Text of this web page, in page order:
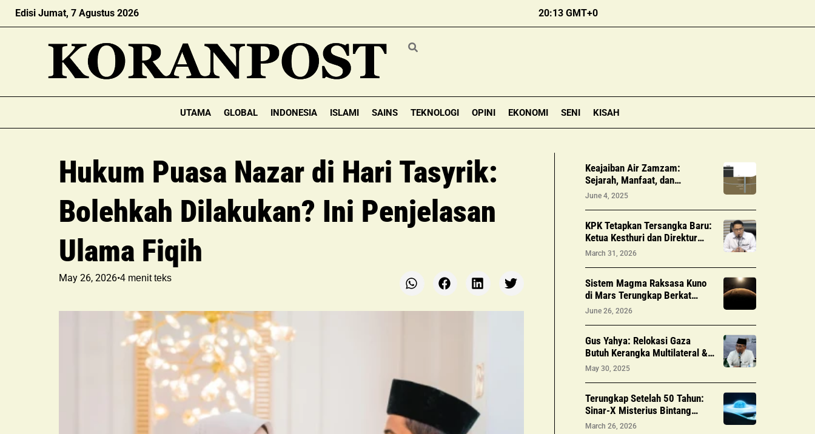
Edisi Jumat, 7 Agustus 2026 20:13 GMT+0
UTAMA GLOBAL INDONESIA ISLAMI SAINS TEKNOLOGI OPINI EKONOMI SENI KISAH
Hukum Puasa Nazar di Hari Tasyrik:
Bolehkah Dilakukan? Ini Penjelasan
Ulama Fiqih
May 26, 2026•4 menit teks
Keajaiban Air Zamzam:
Sejarah, Manfaat, dan
Distribusi Selama Haji
June 4, 2025
KPK Tetapkan Tersangka Baru:
Ketua Kesthuri dan Direktur
Maktour Terjerat Kasus Korupsi
March 31, 2026
Sistem Magma Raksasa Kuno
di Mars Terungkap Berkat
Gempa dan Data InSight
June 26, 2026
Gus Yahya: Relokasi Gaza
Butuh Kerangka Multilateral &
Solusi Komprehensif
May 30, 2025
Terungkap Setelah 50 Tahun:
Sinar-X Misterius Bintang
Gamma Cassiopeia Berasal
March 26, 2026